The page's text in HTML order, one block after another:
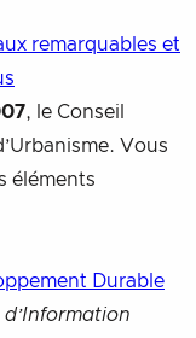
remarquables et
, le Conseil
Vous
éléments
Durable
d’Information